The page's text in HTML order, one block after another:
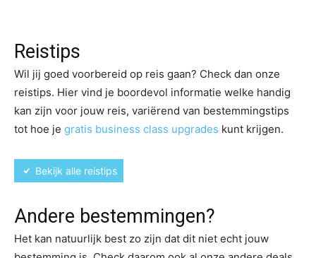
Reistips
Wil jij goed voorbereid op reis gaan? Check dan onze
reistips. Hier vind je boordevol informatie welke handig
kan zijn voor jouw reis, variërend van bestemmingstips
tot hoe je gratis business class upgrades kunt krijgen.
Bekijk alle reistips
Andere bestemmingen?
Het kan natuurlijk best zo zijn dat dit niet echt jouw